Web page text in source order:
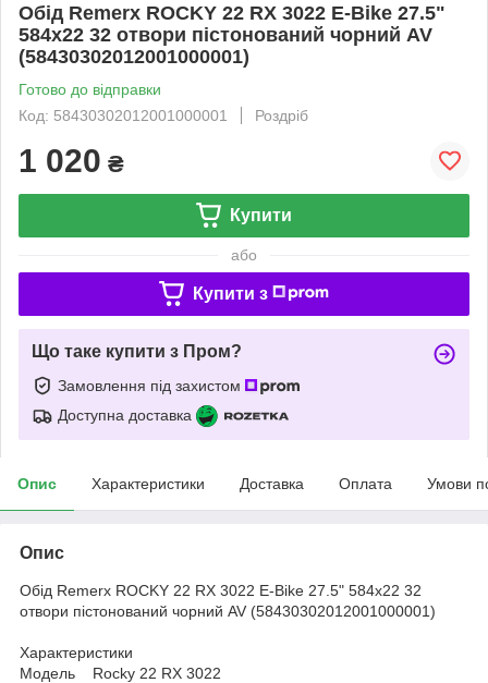
Обід Remerx ROCKY 22 RX 3022 E-Bike 27.5"
584x22 32 отвори пістонований чорний AV
(58430302012001000001)
Готово до відправки
Код: 58430302012001000001
Роздріб
1 020 ₴
Купити
або
Купити з
Що таке купити з Пром?
Замовлення під захистом
Доступна доставка
Опис Характеристики Доставка Оплата Умови
Опис
Обід Remerx ROCKY 22 RX 3022 E-Bike 27.5" 584x22 32
отвори пістонований чорний AV (58430302012001000001)
Характеристики
Модель Rocky 22 RX 3022